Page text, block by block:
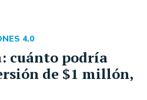
cuánto podría
de $1 millón,
4.0